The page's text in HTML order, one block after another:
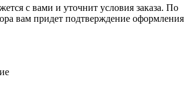
с вами и уточнит условия заказа. По
вам придет подтверждение оформления